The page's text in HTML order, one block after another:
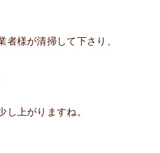
者様が清掃して下さり、
し上がりますね。